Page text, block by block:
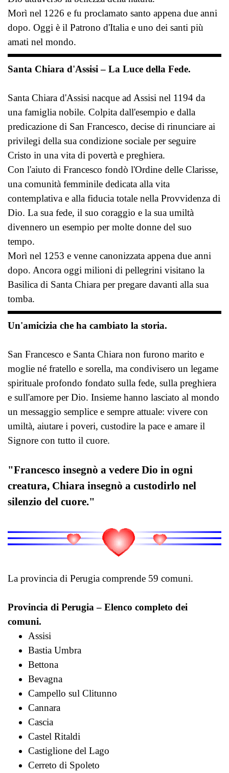
Morì nel 1226 e fu proclamato santo appena due anni
dopo. Oggi è il Patrono d'Italia e uno dei santi più
amati nel mondo.
Santa Chiara d'Assisi – La Luce della Fede.
Santa Chiara d'Assisi nacque ad Assisi nel 1194 da
una famiglia nobile. Colpita dall'esempio e dalla
predicazione di San Francesco, decise di rinunciare ai
privilegi della sua condizione sociale per seguire
Cristo in una vita di povertà e preghiera.
Con l'aiuto di Francesco fondò l'Ordine delle Clarisse,
una comunità femminile dedicata alla vita
contemplativa e alla fiducia totale nella Provvidenza di
Dio. La sua fede, il suo coraggio e la sua umiltà
divennero un esempio per molte donne del suo
tempo.
Morì nel 1253 e venne canonizzata appena due anni
dopo. Ancora oggi milioni di pellegrini visitano la
Basilica di Santa Chiara per pregare davanti alla sua
tomba.
Un'amicizia che ha cambiato la storia.
San Francesco e Santa Chiara non furono marito e
moglie né fratello e sorella, ma condivisero un legame
spirituale profondo fondato sulla fede, sulla preghiera
e sull'amore per Dio. Insieme hanno lasciato al mondo
un messaggio semplice e sempre attuale: vivere con
umiltà, aiutare i poveri, custodire la pace e amare il
Signore con tutto il cuore.
"Francesco insegnò a vedere Dio in ogni
creatura, Chiara insegnò a custodirlo nel
silenzio del cuore."
La provincia di Perugia comprende 59 comuni.
Provincia di Perugia – Elenco completo dei
comuni.
Assisi
Bastia Umbra
Bettona
Bevagna
Campello sul Clitunno
Cannara
Cascia
Castel Ritaldi
Castiglione del Lago
Cerreto di Spoleto